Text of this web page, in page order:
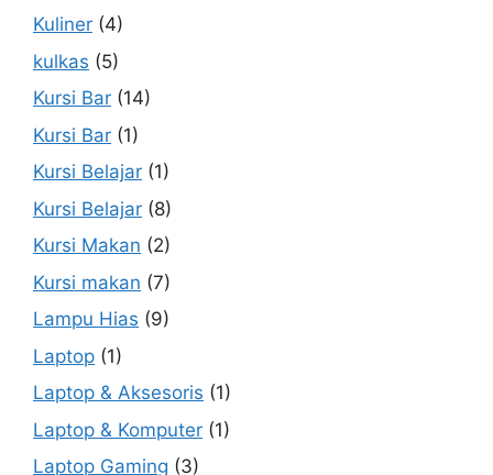
Kuliner (4)
kulkas (5)
Kursi Bar (14)
Kursi Bar (1)
Kursi Belajar (1)
Kursi Belajar (8)
Kursi Makan (2)
Kursi makan (7)
Lampu Hias (9)
Laptop (1)
Laptop & Aksesoris (1)
Laptop & Komputer (1)
Laptop Gaming (3)